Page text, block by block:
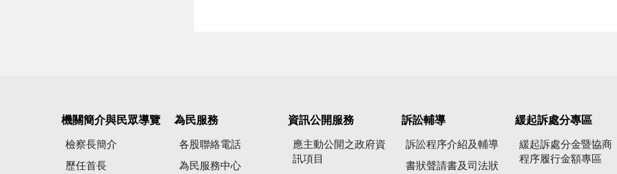
機關簡介與民眾導覽
檢察長簡介
歷任首長
為民服務
各股聯絡電話
為民服務中心
資訊公開服務
應主動公開之政府資
訊項目
訴訟輔導
訴訟程序介紹及輔導
書狀聲請書及司法狀
緩起訴處分專區
緩起訴處分金暨協商
程序履行金額專區